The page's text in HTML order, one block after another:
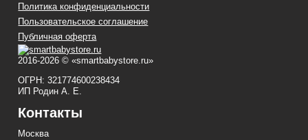
Политика конфиденциальности
Пользовательское соглашение
Публичная оферта
2016-2026 © «smartbabystore.ru»
ОГРН: 321774600238434
ИП Родин А. Е.
Контакты
Москва